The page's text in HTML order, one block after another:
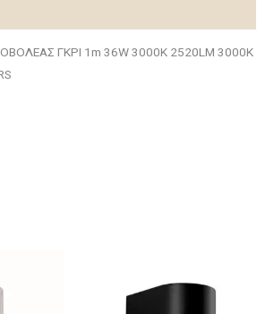
ΓΚΡΙ 1m 36W 3000K 2520LM 3000K